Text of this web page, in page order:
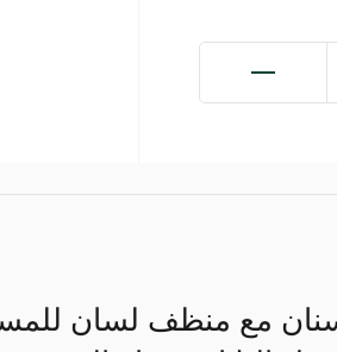
مع منظف لسان